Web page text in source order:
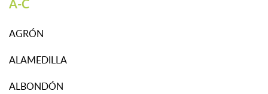
A-C
AGRÓN
ALAMEDILLA
ALBONDÓN